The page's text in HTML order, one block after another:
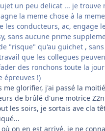
un peu delicat ... je trouve
la meme chose à la
les conducteurs, ac, engage
sans aucune prime
"risque" qu'au guichet ,
que les collegues
des ronchons toute la
épreuves !)
me glorifier, j'ai passé la
de brûlé d'une motrice
les soirs, je sortais ave cla
on en est arrivé, je ne